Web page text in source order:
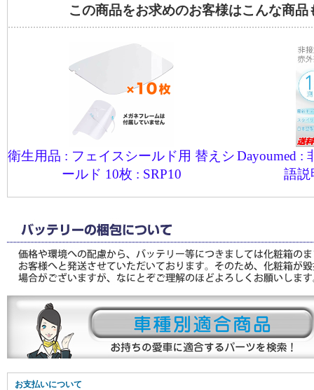
この商品をお求めのお客様はこんな商品
衛生用品 : フェイスシールド用 替えシ
ールド 10枚 : SRP10
Dayoumed :
語説
お支払いについて